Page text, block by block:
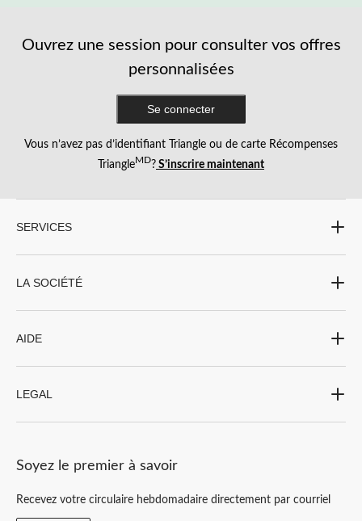
Ouvrez une session pour consulter vos offres
personnalisées
Se connecter
Vous n’avez pas d’identifiant Triangle ou de carte Récompenses
TriangleMD? S’inscrire maintenant
SERVICES
LA SOCIÉTÉ
AIDE
LEGAL
Soyez le premier à savoir
Recevez votre circulaire hebdomadaire directement par courriel